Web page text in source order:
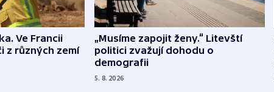
Ve Francii
z různých zemí
„Musíme zapojit ženy.“ Litevští
politici zvažují dohodu o
demografii
5. 8. 2026